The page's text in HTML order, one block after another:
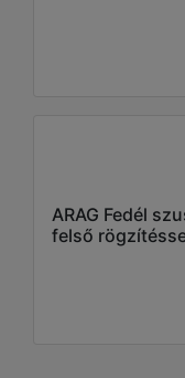
ARAG Fedél
felső